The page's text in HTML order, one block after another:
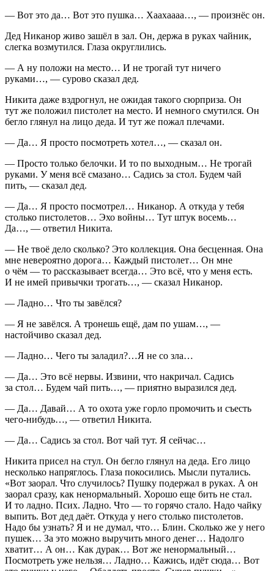
— Вот это да… Вот это пушка… Хаахаааа…, — произнёс он.
Дед Никанор живо зашёл в зал. Он, держа в руках чайник,
слегка возмутился. Глаза округлились.
— А ну положи на место… И не трогай тут ничего
руками…, — сурово сказал дед.
Никита даже вздрогнул, не ожидая такого сюрприза. Он
тут же положил пистолет на место. И немного смутился. Он
бегло глянул на лицо деда. И тут же пожал плечами.
— Да… Я просто посмотреть хотел…, — сказал он.
— Просто только белочки. И то по выходным… Не трогай
руками. У меня всё смазано… Садись за стол. Будем чай
пить, — сказал дед.
— Да… Я просто посмотрел… Никанор. А откуда у тебя
столько пистолетов… Эхо войны… Тут штук восемь…
Да…, — ответил Никита.
— Не твоё дело сколько? Это коллекция. Она бесценная. Она
мне невероятно дорога… Каждый пистолет… Он мне
о чём — то рассказывает всегда… Это всё, что у меня есть.
И не имей привычки трогать…, — сказал Никанор.
— Ладно… Что ты завёлся?
— Я не завёлся. А тронешь ещё, дам по ушам…, —
настойчиво сказал дед.
— Ладно… Чего ты заладил?…Я не со зла…
— Да… Это всё нервы. Извини, что накричал. Садись
за стол… Будем чай пить…, — приятно выразился дед.
— Да… Давай… А то охота уже горло промочить и съесть
чего-нибудь…, — ответил Никита.
— Да… Садись за стол. Вот чай тут. Я сейчас…
Никита присел на стул. Он бегло глянул на деда. Его лицо
несколько напряглось. Глаза покосились. Мысли путались.
«Вот заорал. Что случилось? Пушку подержал в руках. А он
заорал сразу, как ненормальный. Хорошо еще бить не стал.
И то ладно. Псих. Ладно. Что — то горячо стало. Надо чайку
выпить. Вот дед даёт. Откуда у него столько пистолетов.
Надо бы узнать? Я и не думал, что… Блин. Сколько же у него
пушек… За это можно выручить много денег… Надолго
хватит… А он… Как дурак… Вот же ненормальный…
Посмотреть уже нельзя… Ладно… Кажись, идёт сюда… Вот